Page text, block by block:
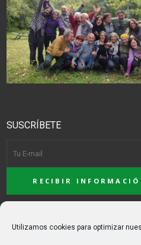
Utilizamos cookies para optimizar
SUSCRÍBETE